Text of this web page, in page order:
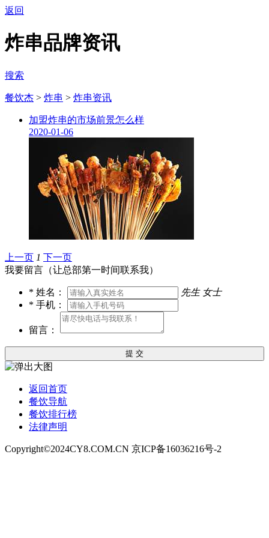
返回
炸串品牌资讯
搜索
餐饮杰 > 炸串 > 炸串资讯
加盟炸串的市场前景怎么样
2020-01-06
上一页 1 下一页
我要留言（让总部第一时间联系我）
* 姓名： 先生 女士
* 手机：
留言：
提 交
返回首页
餐饮导航
餐饮排行榜
法律声明
Copyright©2024CY8.COM.CN 京ICP备16036216号-2